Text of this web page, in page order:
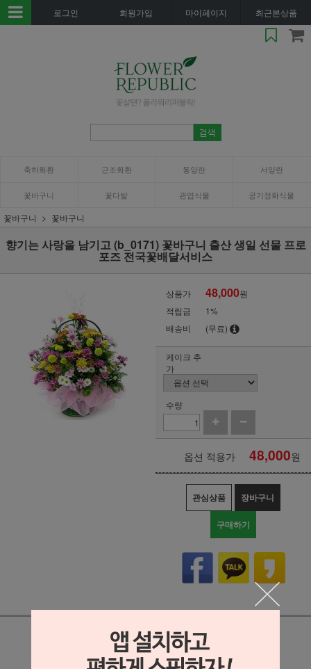
로그인 회원가입 마이페이지 최근본상품
축하화환 근조화환 동양란 서양란
꽃바구니 꽃다발 관엽식물 공기정화식물
꽃바구니 꽃바구니
향기는 사랑을 남기고 (b_0171) 꽃바구니 출산 생일 선물 프로
포즈 전국꽃배달서비스
상품가 48,000원
적립금
1%
배송비
(무료)
케이크 추
가
수량
옵션 적용가 48,000원
관심상품 장바구니
구매하기
상세정보 새창 열기